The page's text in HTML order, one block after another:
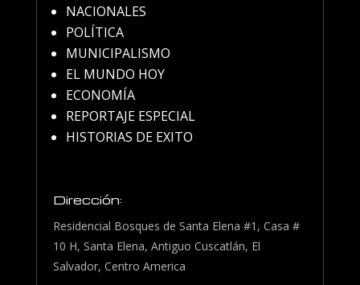
NACIONALES
POLÍTICA
MUNICIPALISMO
EL MUNDO HOY
ECONOMÍA
REPORTAJE ESPECIAL
HISTORIAS DE EXITO
Dirección:
Residencial Bosques de Santa Elena #1, Casa #
10 H, Santa Elena, Antiguo Cuscatlán, El
Salvador, Centro America